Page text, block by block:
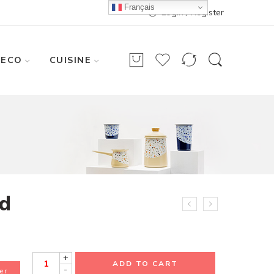
Login / Register
CUISINE
+
-
ADD TO CART
Français